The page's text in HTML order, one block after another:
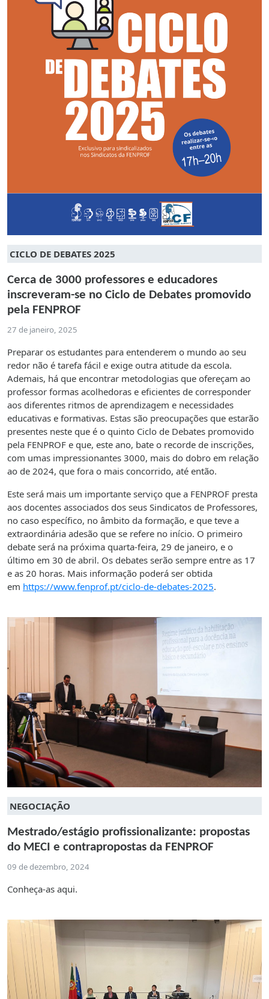
CICLO DE DEBATES 2025
Cerca de 3000 professores e educadores
inscreveram-se no Ciclo de Debates promovido
pela FENPROF
27 de janeiro, 2025
Preparar os estudantes para entenderem o mundo ao seu
redor não é tarefa fácil e exige outra atitude da escola.
Ademais, há que encontrar metodologias que ofereçam ao
professor formas acolhedoras e eficientes de corresponder
aos diferentes ritmos de aprendizagem e necessidades
educativas e formativas. Estas são preocupações que estarão
presentes neste que é o quinto Ciclo de Debates promovido
pela FENPROF e que, este ano, bate o recorde de inscrições,
com umas impressionantes 3000, mais do dobro em relação
ao de 2024, que fora o mais concorrido, até então.
Este será mais um importante serviço que a FENPROF presta
aos docentes associados dos seus Sindicatos de Professores,
no caso específico, no âmbito da formação, e que teve a
extraordinária adesão que se refere no início. O primeiro
debate será na próxima quarta-feira, 29 de janeiro, e o
último em 30 de abril. Os debates serão sempre entre as 17
e as 20 horas. Mais informação poderá ser obtida
em https://www.fenprof.pt/ciclo-de-debates-2025.
NEGOCIAÇÃO
Mestrado/estágio profissionalizante: propostas
do MECI e contrapropostas da FENPROF
09 de dezembro, 2024
Conheça-as aqui.